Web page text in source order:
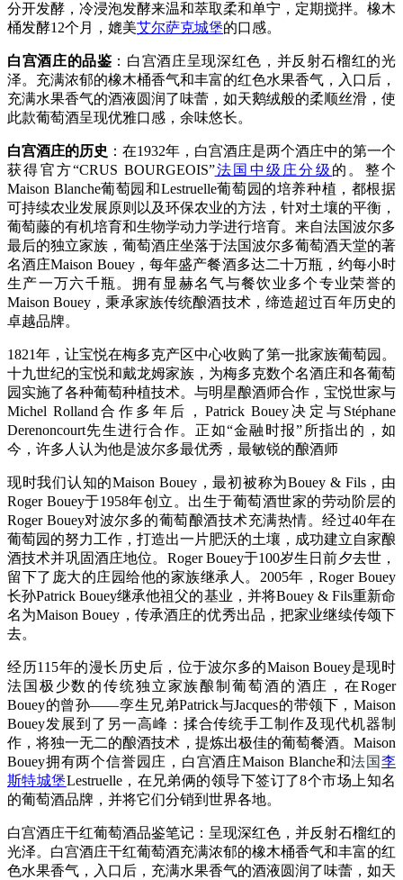
分开发酵，冷浸泡发酵来温和萃取柔和单宁，定期搅拌。橡木
桶发酵12个月，媲美艾尔萨克城堡的口感。
白宫酒庄的品鉴 ： 白宫酒庄呈现深红色，并反射石榴红的光
泽。充满浓郁的橡木桶香气和丰富的红色水果香气，入口后，
充满水果香气的酒液圆润了味蕾，如天鹅绒般的柔顺丝滑，使
此款葡萄酒呈现优雅口感，余味悠长。
白宫酒庄的历史 ：在1932年，白宫酒庄是两个酒庄中的第一个
获得官方“CRUS BOURGEOIS”法国中级庄分级 的。整个
Maison Blanche葡萄园和Lestruelle葡萄园的培养种植，都根据
可持续农业发展原则以及环保农业的方法，针对土壤的平衡，
葡萄藤的有机培育和生物学动力学进行培育。来自法国波尔多
最后的独立家族，葡萄酒庄坐落于法国波尔多葡萄酒天堂的著
名酒庄Maison Bouey，每年盛产餐酒多达二十万瓶，约每小时
生产一万六千瓶。拥有显赫名气与餐饮业多个专业荣誉的
Maison Bouey，秉承家族传统酿酒技术，缔造超过百年历史的
卓越品牌。
1821年，让宝悦在梅多克产区中心收购了第一批家族葡萄园。
十九世纪的宝悦和戴龙姆家族，为梅多克数个名酒庄和各葡萄
园实施了各种葡萄种植技术。与明星酿酒师合作，宝悦世家与
Michel Rolland合作多年后，Patrick Bouey决定与Stéphane
Derenoncourt先生进行合作。正如“金融时报”所指出的，如
今，许多人认为他是波尔多最优秀，最敏锐的酿酒师
现时我们认知的Maison Bouey，最初被称为Bouey & Fils，由
Roger Bouey于1958年创立。出生于葡萄酒世家的劳动阶层的
Roger Bouey对波尔多的葡萄酿酒技术充满热情。经过40年在
葡萄园的努力工作，打造出一片肥沃的土壤，成功建立自家酿
酒技术并巩固酒庄地位。Roger Bouey于100岁生日前夕去世，
留下了庞大的庄园给他的家族继承人。2005年，Roger Bouey
长孙Patrick Bouey继承他祖父的基业，并将Bouey & Fils重新命
名为Maison Bouey，传承酒庄的优秀出品，把家业继续传颂下
去。
经历115年的漫长历史后，位于波尔多的Maison Bouey是现时
法国极少数的传统独立家族酿制葡萄酒的酒庄，在Roger
Bouey的曾孙——孪生兄弟Patrick与Jacques的带领下，Maison
Bouey发展到了另一高峰：揉合传统手工制作及现代机器制
作，将独一无二的酿酒技术，提炼出极佳的葡萄餐酒。Maison
Bouey拥有两个信誉园庄，白宫酒庄Maison Blanche和法国李
斯特城堡Lestruelle，在兄弟俩的领导下签订了8个市场上知名
的葡萄酒品牌，并将它们分销到世界各地。
白宫酒庄干红葡萄酒品鉴笔记：呈现深红色，并反射石榴红的
光泽。白宫酒庄干红葡萄酒充满浓郁的橡木桶香气和丰富的红
色水果香气，入口后，充满水果香气的酒液圆润了味蕾，如天